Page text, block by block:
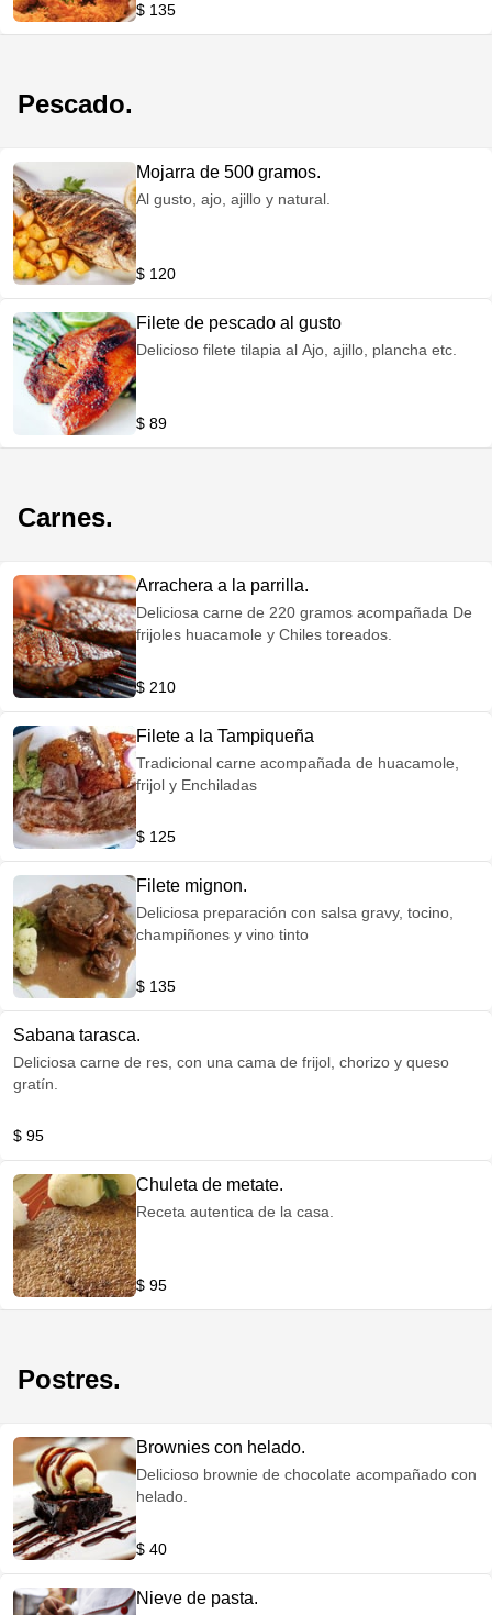
$ 135
Pescado.
Mojarra de 500 gramos.
Al gusto, ajo, ajillo y natural.
$ 120
Filete de pescado al gusto
Delicioso filete tilapia al Ajo, ajillo, plancha etc.
$ 89
Carnes.
Arrachera a la parrilla.
Deliciosa carne de 220 gramos acompañada De
frijoles huacamole y Chiles toreados.
$ 210
Filete a la Tampiqueña
Tradicional carne acompañada de huacamole,
frijol y Enchiladas
$ 125
Filete mignon.
Deliciosa preparación con salsa gravy, tocino,
champiñones y vino tinto
$ 135
Sabana tarasca.
Deliciosa carne de res, con una cama de frijol, chorizo y queso
gratín.
$ 95
Chuleta de metate.
Receta autentica de la casa.
$ 95
Postres.
Brownies con helado.
Delicioso brownie de chocolate acompañado con
helado.
$ 40
Nieve de pasta.